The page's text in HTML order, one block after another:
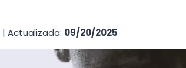
| Actualizada: 09/20/2025